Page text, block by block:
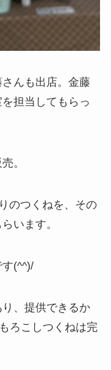
んも出店。金藤
担当してもらっ
。
のつくねを、その
います。
(^^)/
、提供できるか
ろこしつくねは完